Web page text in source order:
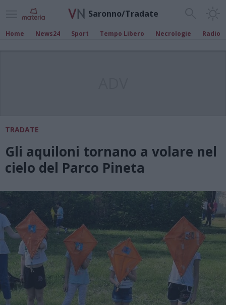
Saronno/Tradate
Home News24 Sport Tempo Libero Necrologie Radio
TRADATE
Gli aquiloni tornano a volare nel
cielo del Parco Pineta